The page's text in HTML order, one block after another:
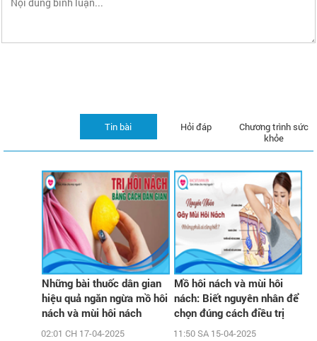
Chương trình sức
khỏe
Hỏi đáp
Tin bài
Những bài thuốc dân gian
hiệu quả ngăn ngừa mồ hôi
nách và mùi hôi nách
02:01 CH 17-04-2025
Mồ hôi nách và mùi hôi
nách: Biết nguyên nhân để
chọn đúng cách điều trị
11:50 SA 15-04-2025